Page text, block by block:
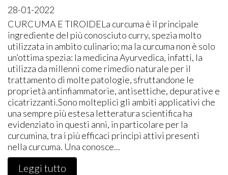
28-01-2022
​CURCUMA E TIROIDELa curcuma è il principale
ingrediente del più conosciuto curry, spezia molto
utilizzata in ambito culinario; ma la curcuma non è solo
un’ottima spezia: la medicina Ayurvedica, infatti, la
utilizza da millenni come rimedio naturale per il
trattamento di molte patologie, sfruttandone le
proprietà antinfiammatorie, antisettiche, depurative e
cicatrizzanti.Sono molteplici gli ambiti applicativi che
una sempre più estesa letteratura scientifica ha
evidenziato in questi anni, in particolare per la
curcumina, tra i più efficaci principi attivi presenti
nella curcuma. Una conosce...
Leggi tutto